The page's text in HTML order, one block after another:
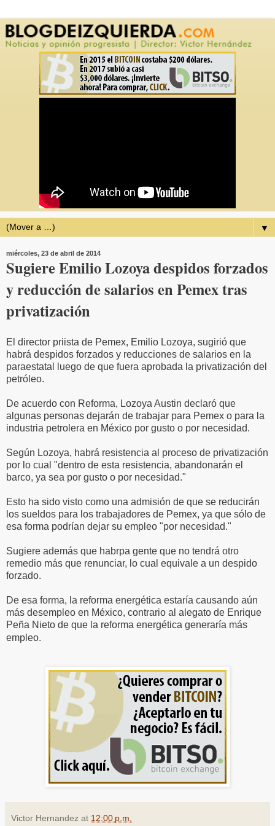
▼
miércoles, 23 de abril de 2014
Sugiere Emilio Lozoya despidos forzados
y reducción de salarios en Pemex tras
privatización
El director priista de Pemex, Emilio Lozoya, sugirió que
habrá despidos forzados y reducciones de salarios en la
paraestatal luego de que fuera aprobada la privatización del
petróleo.
De acuerdo con Reforma, Lozoya Austin declaró que
algunas personas dejarán de trabajar para Pemex o para la
industria petrolera en México por gusto o por necesidad.
Según Lozoya, habrá resistencia al proceso de privatización
por lo cual "dentro de esta resistencia, abandonarán el
barco, ya sea por gusto o por necesidad."
Esto ha sido visto como una admisión de que se reducirán
los sueldos para los trabajadores de Pemex, ya que sólo de
esa forma podrían dejar su empleo "por necesidad."
Sugiere además que habrpa gente que no tendrá otro
remedio más que renunciar, lo cual equivale a un despido
forzado.
De esa forma, la reforma energética estaría causando aún
más desempleo en México, contrario al alegato de Enrique
Peña Nieto de que la reforma energética generaría más
empleo.
Victor Hernandez at 12:00 p.m.